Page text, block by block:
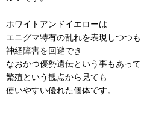
ホワイトアンドイエローは
エニグマ特有の乱れを表現しつつも
神経障害を回避でき
なおかつ優勢遺伝という事もあって
繁殖という観点から見ても
使いやすい優れた個体です。